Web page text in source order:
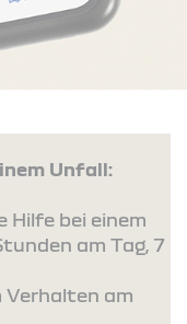
Unfall:
Hilfe bei einem
am Tag, 7
Verhalten am